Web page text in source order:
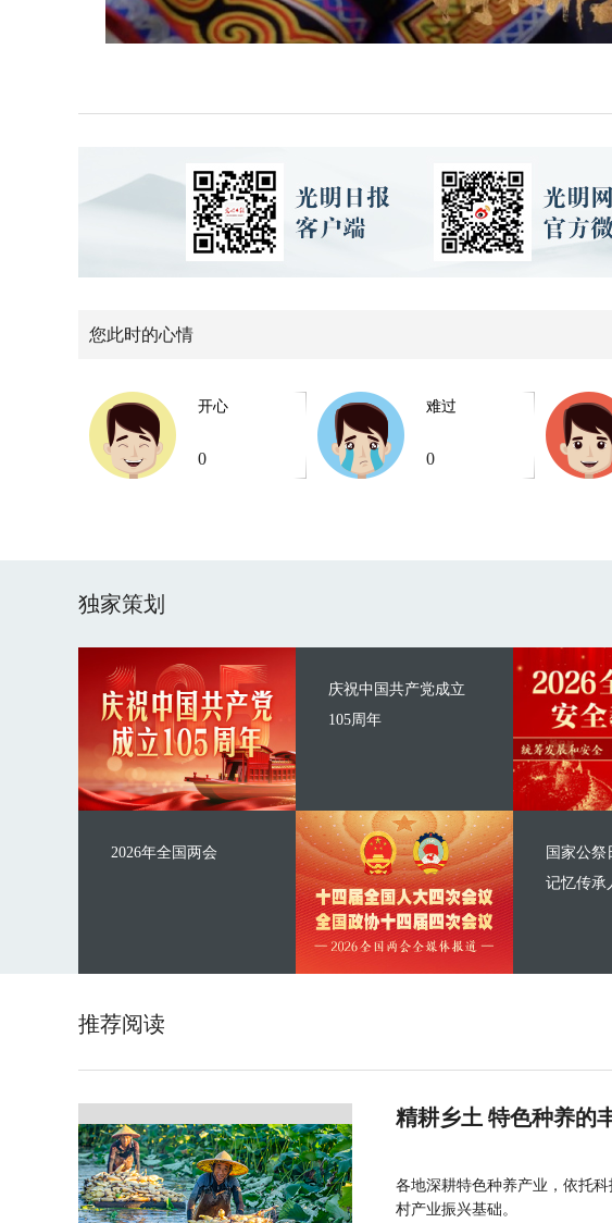
您此时的心情
开心
0
难过
0
独家策划
庆祝中国共产党成立
105周年
2026年全国两会
国家公祭
记忆传承
推荐阅读
精耕乡土 特色种养的
各地深耕特色种养产业，依托
村产业振兴基础。